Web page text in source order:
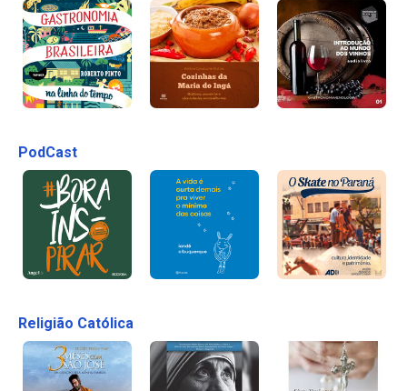
PodCast
Religião Católica